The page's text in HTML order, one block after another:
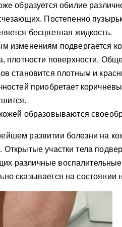
образуется обилие
Постепенно
бесцветная жидкость.
изменениям подвергается
плотности поверхности.
становится плотным и
приобретает
образовываются
развитии болезни на
Открытые участки тела
различные
сказывается на